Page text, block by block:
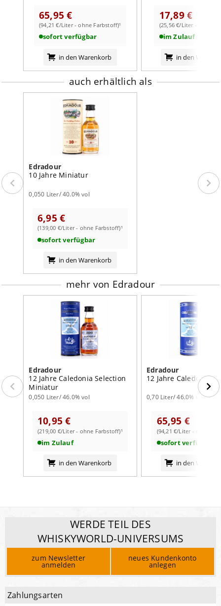
weiterlesen auf der Markenseite von Edradour
65,95 €
(94,21 €/Liter - ohne Farbstoff)¹
sofort verfügbar
in den Warenkorb
17,89 €
(25,56 €/Liter - mit
im Zulauf
in den
auch erhältlich als
Edradour
10 Jahre Miniatur
0,050 Liter/ 40.0% vol
6,95 €
(139,00 €/Liter - ohne Farbstoff)¹
sofort verfügbar
in den Warenkorb
mehr von Edradour
Edradour
12 Jahre Caledonia Selection
Miniatur
0,050 Liter/ 46.0% vol
10,95 €
(219,00 €/Liter - ohne Farbstoff)¹
im Zulauf
in den Warenkorb
Edradour
12 Jahre Caledonia
0,70 Liter/ 46.0% vol
65,95 €
(94,21 €/Liter - ohne
sofort verfügbar
in den
WERDE TEIL DES
WHISKYWORLD-UNIVERSUMS
zum Newsletter
anmelden
neues Kundenkonto
anlegen
Zahlungsarten